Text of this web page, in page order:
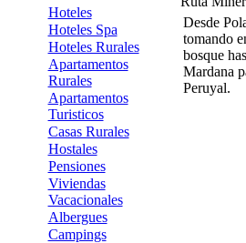
Hoteles
Hoteles Spa
Hoteles Rurales
Apartamentos
Rurales
Apartamentos
Turisticos
Casas Rurales
Hostales
Pensiones
Viviendas
Vacacionales
Albergues
Campings
Desde
tomando
bosque
Mardana
Peruyal.